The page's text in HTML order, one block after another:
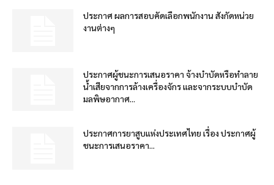
ประกาศ ผลการสอบคัดเลือกพนักงาน สังกัดหน่วย
งานต่างๆ
ประกาศผู้ชนะการเสนอราคา จ้างบำบัดหรือทำลาย
น้ำเสียจากการล้างเครื่องจักร และจากระบบบำบัด
มลพิษอากาศ...
ประกาศการยาสูบแห่งประเทศไทย เรื่อง ประกาศผู้
ชนะการเสนอราคา...